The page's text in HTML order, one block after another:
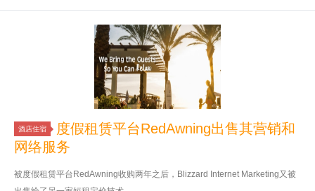
酒店住宿
度假租赁平台RedAwning出售其营销和
网络服务
被度假租赁平台RedAwning收购两年之后，Blizzard Internet Marketing又被